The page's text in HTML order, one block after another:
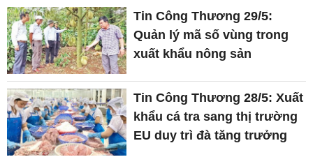
Tin Công Thương 29/5:
Quản lý mã số vùng trong
xuất khẩu nông sản
Tin Công Thương 28/5: Xuất
khẩu cá tra sang thị trường
EU duy trì đà tăng trưởng